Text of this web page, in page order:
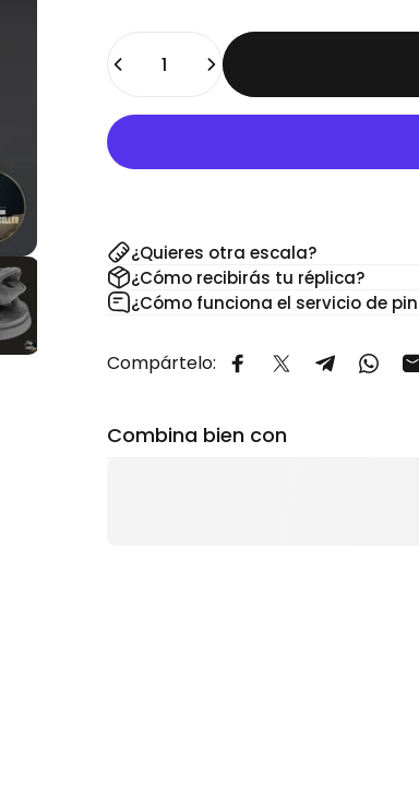
¿Quieres otra escala?
¿Cómo recibirás tu réplica?
¿Cómo funciona el servicio de
Compártelo: Compartir en
Compartir en X
Compartir
Combina bien con